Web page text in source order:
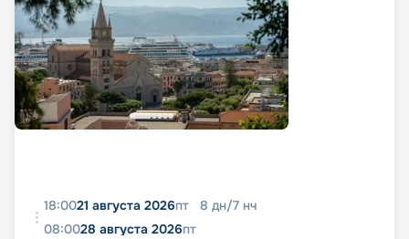
18:0021 августа 2026пт 8 дн/7 нч
08:0028 августа 2026пт